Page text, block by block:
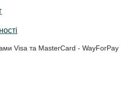
Visa та MasterCard - WayForPay